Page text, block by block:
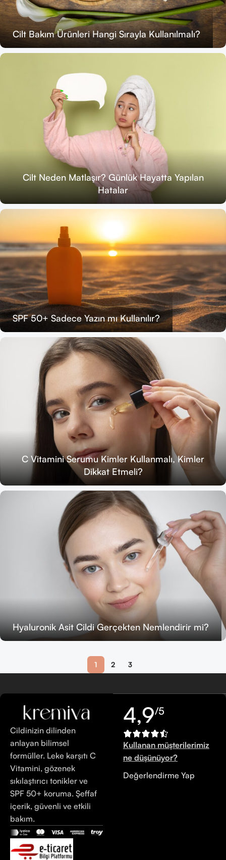
Cilt Bakım Ürünleri Hangi Sırayla Kullanılmalı?
Cilt Neden Matlaşır? Günlük Hayatta Yapılan
Hatalar
SPF 50+ Sadece Yazın mı Kullanılır?
C Vitamini Serumu Kimler Kullanmalı, Kimler
Dikkat Etmeli?
Hyaluronik Asit Cildi Gerçekten Nemlendirir mi?
1 2 3
Cildinizin dilinden
anlayan bilimsel
formüller. Leke karşıtı C
Vitamini, gözenek
sıkılaştırıcı tonikler ve
SPF 50+ koruma. Şeffaf
içerik, güvenli ve etkili
bakım.
4,9/5
Kullanan müşterilerimiz
ne düşünüyor?
Değerlendirme Yap